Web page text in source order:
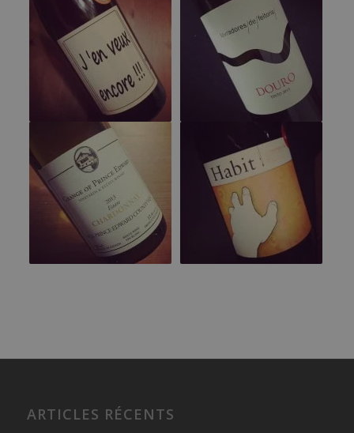
ARTICLES RÉCENTS